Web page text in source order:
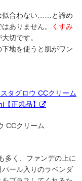
似合わない……と諦め
ありません。
くすみ
切です。
地を使うと肌がワン
タグロウ CCクリーム
正規品】
CCクリーム
多く、ファンデの上に
ール入りのラベンダ